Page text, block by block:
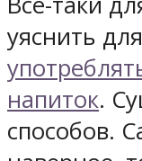
уяснить
напиток.
способов.